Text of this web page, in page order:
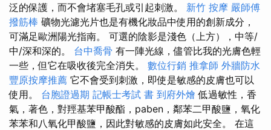
泛的保護，而不會堵塞毛孔或引起刺激。 新竹 按摩 嚴師傅
撥筋棒 礦物光濾光片也是有機化妝品中使用的創新成分，
可滿足歐洲陽光指南。 可選的陰影是淺色（上方），中等/
中/深和深的。 台中喬骨 有一陣光線，儘管比我的光膚色輕
一些，但它在吸收後完全消失。 數位行銷 推拿師 外牆防水
豐原按摩推薦 它不會受到刺激，即使是敏感的皮膚也可以
使用。 台胞證過期 記帳士考試 書 到府外燴 低過敏性，香
氣，著色，對羥基苯甲酸酯，paben，鄰苯二甲酸鹽，氧化
苯苯和八氧化甲酸鹽，因此對敏感的皮膚如此安全。 在這